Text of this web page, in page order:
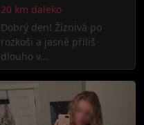
20 km daleko
Dobrý den! Žíznivá po
rozkoši a jasně příliš
dlouho v...